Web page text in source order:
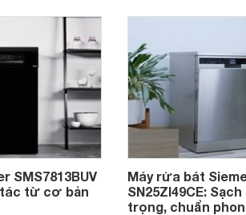
SMS7813BUV
từ cơ bản
Máy rửa bát
SN25ZI49CE:
trọng, chuẩn